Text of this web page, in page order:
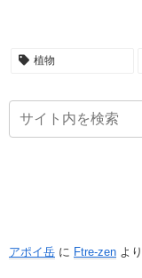
植物
アポイ岳 に Ftre-zen より